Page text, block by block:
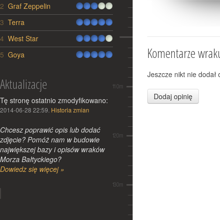
Nurkowie odkryli w Bałtyku
wrak okrętu wojennego z 1914r.
Dobrze znana naszym czytelnikom
fińska grupa nurków Badewanne,
zidentyfikowała wrak
rosyjskiegookrętu z czasów I
Wojny...
Więcej »
Tomasz Stachura trzecim
polakiem z okładką w
zagranicznym wydaniu National
2 Graf Zeppelin
3 Terra
4 West Star
5 Goya
Aktualizacje
Tę stronę ostatnio zmodyfikowano:
2014-06-28 22:59. Historia zmian
Chcesz poprawić opis lub dodać
zdjęcie? Pomóż nam w budowie
największej bazy i opisów wraków
Morza Bałtyckiego?
Dowiedz się więcej »
Zmiany
Komentarze
Jeszcze nikt nie
Dodaj opinię